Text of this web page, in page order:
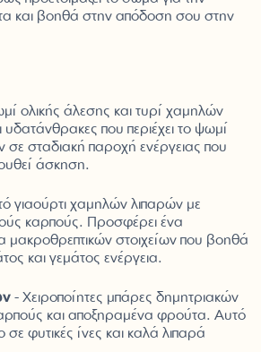
και βοηθά στην απόδοση σου στην
ολικής άλεσης και τυρί χαμηλών
που περιέχει το ψωμί
σε σταδιακή παροχή ενέργειας που
άσκηση.
γιαούρτι χαμηλών λιπαρών με
καρπούς. Προσφέρει ένα
μακροθρεπτικών στοιχείων που βοηθά
και γεμάτος ενέργεια.
- Χειροποίητες μπάρες δημητριακών
και αποξηραμένα φρούτα. Αυτό
σε φυτικές ίνες και καλά λιπαρά